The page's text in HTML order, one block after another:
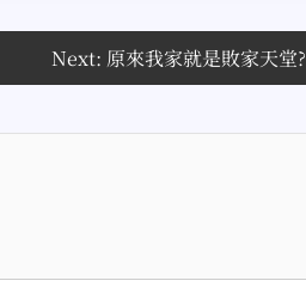
Next: 原來我家就是敗家天堂?